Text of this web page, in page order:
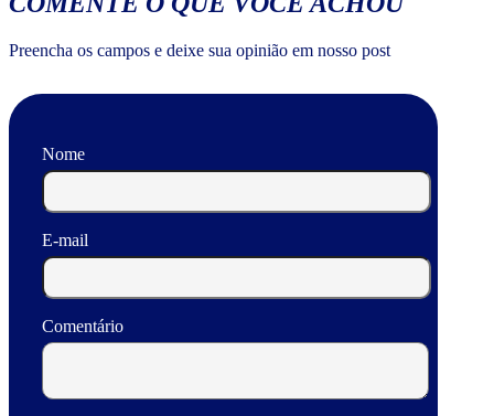
Preencha os campos e deixe sua opinião em nosso post
Nome
E-mail
Comentário